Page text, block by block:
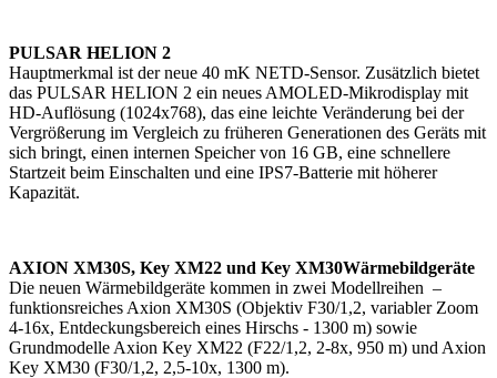
PULSAR HELION 2
Hauptmerkmal ist der neue 40 mK NETD-Sensor. Zusätzlich bietet
das PULSAR HELION 2 ein neues AMOLED-Mikrodisplay mit
HD-Auflösung (1024x768), das eine leichte Veränderung bei der
Vergrößerung im Vergleich zu früheren Generationen des Geräts mit
sich bringt, einen internen Speicher von 16 GB, eine schnellere
Startzeit beim Einschalten und eine IPS7-Batterie mit höherer
Kapazität.
AXION XM30S, Key XM22 und Key XM30Wärmebildgeräte
Die neuen Wärmebildgeräte kommen in zwei Modellreihen –
funktionsreiches Axion XM30S (Objektiv F30/1,2, variabler Zoom
4-16x, Entdeckungsbereich eines Hirschs - 1300 m) sowie
Grundmodelle Axion Key XM22 (F22/1,2, 2-8x, 950 m) und Axion
Key XM30 (F30/1,2, 2,5-10х, 1300 m).